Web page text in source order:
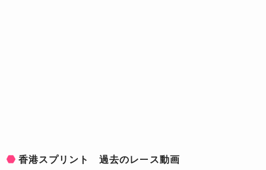
香港スプリント 過去のレース動画